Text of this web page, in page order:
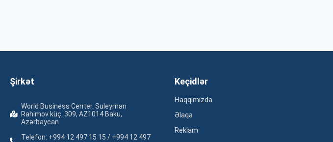
Şirkət
World Business Center. Suleyman
Rahimov küç. 309, AZ1014 Baku,
Azərbaycan
Telefon: +994 12 497 15 15 / +994 12 497
Keçidlər
Haqqımızda
Əlaqə
Reklam